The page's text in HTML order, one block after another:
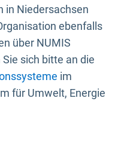
in Niedersachsen
ebenfalls
über NUMIS
sich bitte an die
im
für Umwelt, Energie